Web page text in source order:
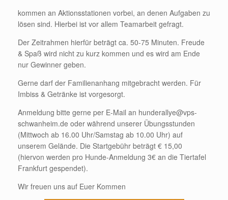
kommen an Aktionsstationen vorbei, an denen Aufgaben zu
lösen sind. Hierbei ist vor allem Teamarbeit gefragt.
Der Zeitrahmen hierfür beträgt ca. 50-75 Minuten. Freude
& Spaß wird nicht zu kurz kommen und es wird am Ende
nur Gewinner geben.
Gerne darf der Familienanhang mitgebracht werden. Für
Imbiss & Getränke ist vorgesorgt.
Anmeldung bitte gerne per E-Mail an hunderallye@vps-
schwanheim.de oder während unserer Übungsstunden
(Mittwoch ab 16.00 Uhr/Samstag ab 10.00 Uhr) auf
unserem Gelände. Die Startgebühr beträgt € 15,00
(hiervon werden pro Hunde-Anmeldung 3€ an die Tiertafel
Frankfurt gespendet).
Wir freuen uns auf Euer Kommen